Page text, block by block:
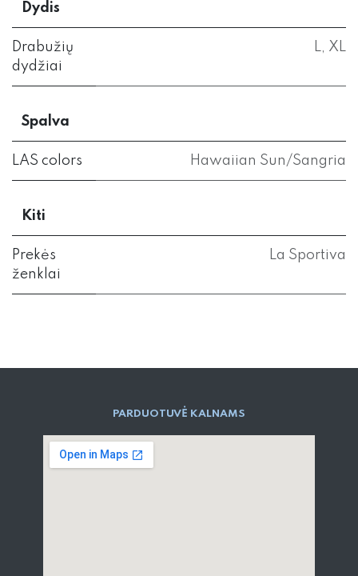
Dydis
Drabužių
dydžiai
L, XL
Spalva
LAS colors Hawaiian Sun/Sangria
Kiti
Prekės
ženklai
La Sportiva
PARD​UOTUVĖ​ KALNAMS